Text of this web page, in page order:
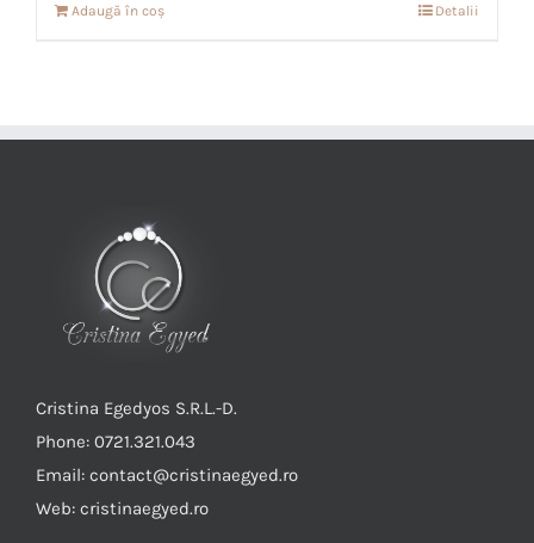
Adaugă în coș Detalii
Cristina Egedyos S.R.L.-D.
Phone: 0721.321.043
Email: contact@cristinaegyed.ro
Web: cristinaegyed.ro